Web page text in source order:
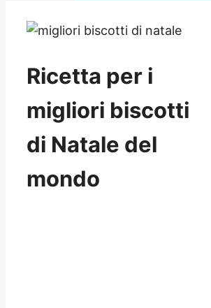
Ricetta per i
migliori biscotti
di Natale del
mondo